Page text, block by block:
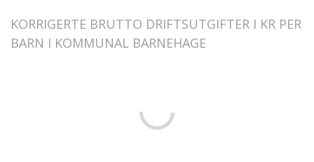
KORRIGERTE BRUTTO DRIFTSUTGIFTER I KR PER
BARN I KOMMUNAL BARNEHAGE